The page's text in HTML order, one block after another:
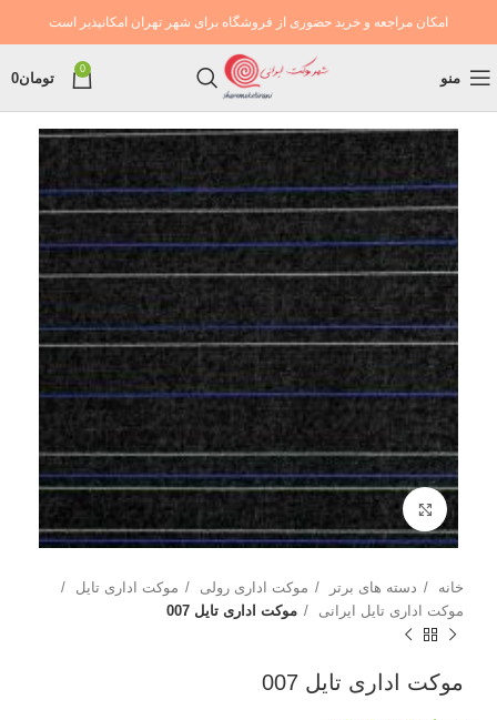
امکان مراجعه و خرید حضوری از فروشگاه برای شهر تهران امکانپذیر است
منو
0
تومان0
بزرگنمایی تصویر
خانه دسته های برتر موکت اداری رولی
موکت اداری تایل
موکت اداری تایل ایرانی
موکت اداری تایل 007
موکت اداری تایل 007